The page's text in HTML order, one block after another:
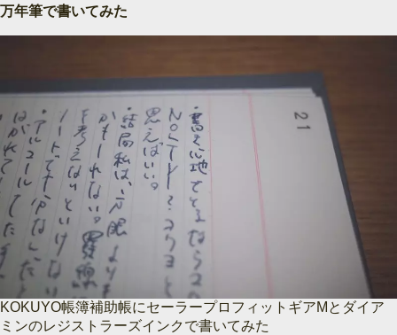
万年筆で書いてみた
KOKUYO帳簿補助帳にセーラープロフィットギアMとダイア
ミンのレジストラーズインクで書いてみた